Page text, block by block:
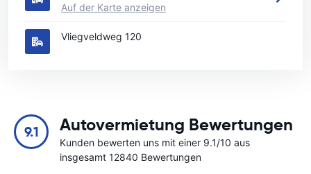
Auf der Karte anzeigen
Vliegveldweg 120
9.1 Autovermietung Bewertungen
Kunden bewerten uns mit einer 9.1/10 aus
insgesamt 12840 Bewertungen